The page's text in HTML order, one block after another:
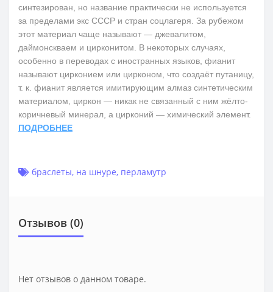
синтезирован, но название практически не используется
за пределами экс СССР и стран соцлагеря. За рубежом
этот материал чаще называют — джевалитом,
даймонскваем и цирконитом. В некоторых случаях,
особенно в переводах с иностранных языков, фианит
называют цирконием или цирконом, что создаёт путаницу,
т. к. фианит является имитирующим алмаз синтетическим
материалом, циркон — никак не связанный с ним жёлто-
коричневый минерал, а цирконий — химический элемент.
ПОДРОБНЕЕ
браслеты, на шнуре, перламутр
Отзывов (0)
Нет отзывов о данном товаре.